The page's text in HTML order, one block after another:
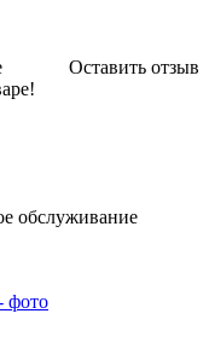
Оставить отзыв
обслуживание